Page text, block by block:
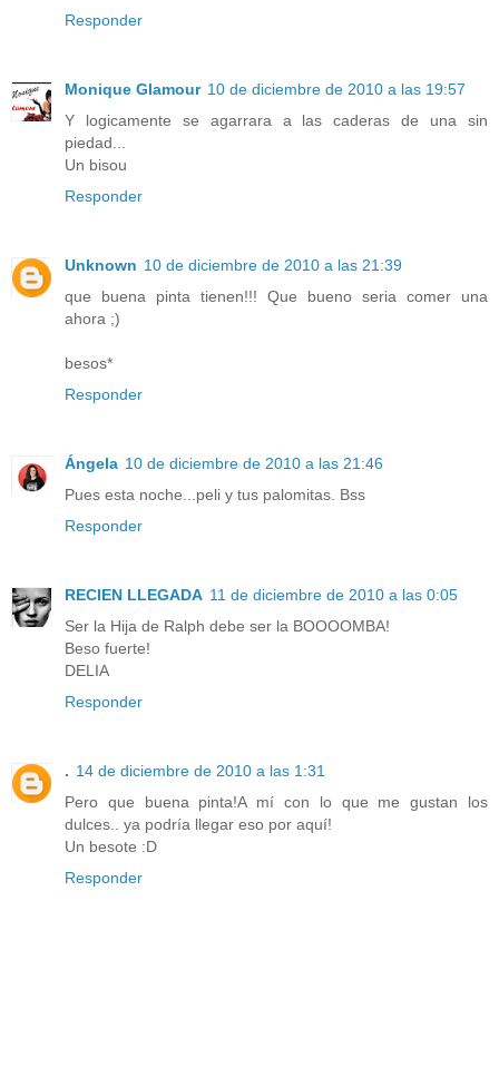
Responder
Monique Glamour 10 de diciembre de 2010 a las 19:57
Y logicamente se agarrara a las caderas de una sin
piedad...
Un bisou
Responder
Unknown 10 de diciembre de 2010 a las 21:39
que buena pinta tienen!!! Que bueno seria comer una
ahora ;)
besos*
Responder
Ángela 10 de diciembre de 2010 a las 21:46
Pues esta noche...peli y tus palomitas. Bss
Responder
RECIEN LLEGADA 11 de diciembre de 2010 a las 0:05
Ser la Hija de Ralph debe ser la BOOOOMBA!
Beso fuerte!
DELIA
Responder
. 14 de diciembre de 2010 a las 1:31
Pero que buena pinta!A mí con lo que me gustan los
dulces.. ya podría llegar eso por aquí!
Un besote :D
Responder